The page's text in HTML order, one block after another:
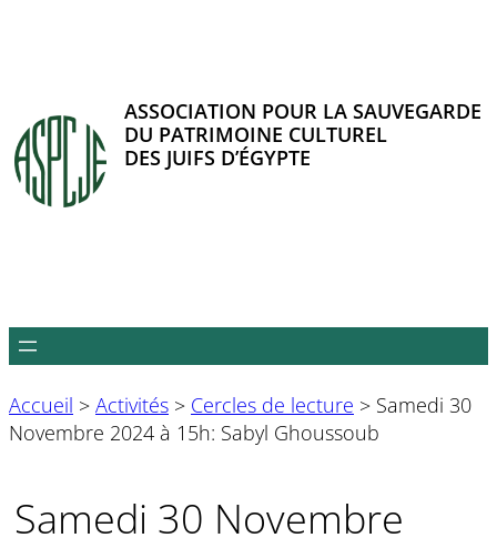
ASSOCIATION POUR LA SAUVEGARDE
DU PATRIMOINE CULTUREL
DES JUIFS D’ÉGYPTE
Accueil > Activités > Cercles de lecture > Samedi 30
Novembre 2024 à 15h: Sabyl Ghoussoub
Samedi 30 Novembre